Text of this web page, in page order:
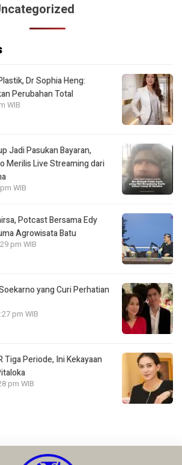
Dr Sophia Heng:
Perubahan Total
WIB
Jadi Pasukan Bayaran,
Merilis Live Streaming dari
WIB
Potcast Bersama Edy
Agrowisata Batu
pm WIB
yang Curi Perhatian
pm WIB
Tiga Periode, Ini Kekayaan
pm WIB